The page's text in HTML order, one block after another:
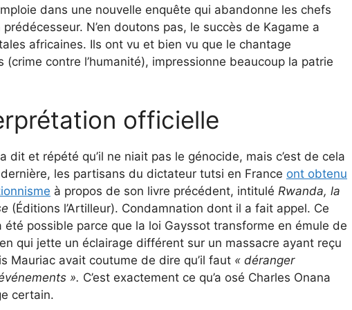
dans une nouvelle enquête qui abandonne les chefs
N’en doutons pas, le succès de Kagame a
africaines. Ils ont vu et bien vu que le chantage
(crime contre l’humanité), impressionne beaucoup la patrie
officielle
dit et répété qu’il ne niait pas le génocide, mais c’est de cela
dernière, les partisans du dictateur tutsi en France ont obtenu
à propos de son livre précédent, intitulé Rwanda, la
(Éditions l’Artilleur). Condamnation dont il a fait appel. Ce
été possible parce que la loi Gayssot transforme en émule de
qui jette un éclairage différent sur un massacre ayant reçu
Mauriac avait coutume de dire qu’il faut « déranger
». C’est exactement ce qu’a osé Charles Onana
certain.